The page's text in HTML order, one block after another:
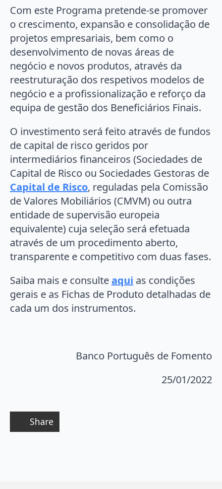
Com este Programa pretende-se promover
o crescimento, expansão e consolidação de
projetos empresariais, bem como o
desenvolvimento de novas áreas de
negócio e novos produtos, através da
reestruturação dos respetivos modelos de
negócio e a profissionalização e reforço da
equipa de gestão dos Beneficiários Finais.
O investimento será feito através de fundos
de capital de risco geridos por
intermediários financeiros (Sociedades de
Capital de Risco ou Sociedades Gestoras de
Capital de Risco, reguladas pela Comissão
de Valores Mobiliários (CMVM) ou outra
entidade de supervisão europeia
equivalente) cuja seleção será efetuada
através de um procedimento aberto,
transparente e competitivo com duas fases.
Saiba mais e consulteaqui as condições
gerais e as Fichas de Produto detalhadas de
cada um dos instrumentos.
Banco Português de Fomento
25/01/2022
Share